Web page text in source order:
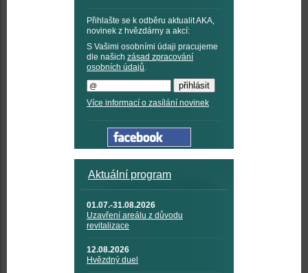
Přihlašte se k odběru aktualit AKA,
novinek z hvězdárny a akcí:
S Vašimi osobními údaji pracujeme
dle našich zásad zpracování
osobních údajů.
Více informací o zasílání novinek
Aktuální program
01.07.-31.08.2026
Uzavření areálu z důvodu
revitalizace
12.08.2026
Hvězdný duel